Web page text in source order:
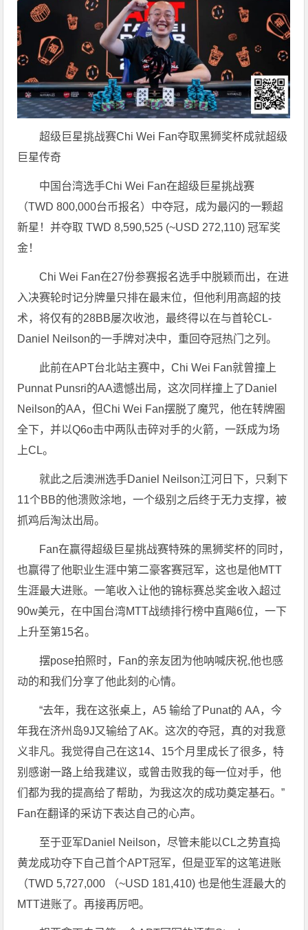
超级巨星挑战赛Chi Wei Fan夺取黑狮奖杯成就超级
巨星传奇
中国台湾选手Chi Wei Fan在超级巨星挑战赛
（TWD 800,000台币报名）中夺冠，成为最闪的一颗超
新星！并夺取 TWD 8,590,525 (~USD 272,110) 冠军奖
金！
Chi Wei Fan在27份参赛报名选手中脱颖而出，在进
入决赛轮时记分牌量只排在最末位，但他利用高超的技
术，将仅有的28BB屡次收池，最终得以在与首轮CL-
Daniel Neilson的一手牌对决中，重回夺冠热门之列。
此前在APT台北站主赛中，Chi Wei Fan就曾撞上
Punnat Punsri的AA遗憾出局，这次同样撞上了Daniel
Neilson的AA，但Chi Wei Fan摆脱了魔咒，他在转牌圈
全下，并以Q6o击中两队击碎对手的火箭，一跃成为场
上CL。
就此之后澳洲选手Daniel Neilson江河日下，只剩下
11个BB的他溃败涂地，一个级别之后终于无力支撑，被
抓鸡后淘汰出局。
Fan在赢得超级巨星挑战赛特殊的黑狮奖杯的同时，
也赢得了他职业生涯中第二豪客赛冠军，这也是他MTT
生涯最大进账。一笔收入让他的锦标赛总奖金收入超过
90w美元，在中国台湾MTT战绩排行榜中直飚6位，一下
上升至第15名。
摆pose拍照时，Fan的亲友团为他呐喊庆祝,他也感
动的和我们分享了他此刻的心情。
“去年，我在这张桌上，A5 输给了Punat的 AA，今
年我在济州岛9J又输给了AK。这次的夺冠，真的对我意
义非凡。我觉得自己在这14、15个月里成长了很多，特
别感谢一路上给我建议，或曾击败我的每一位对手，他
们都为我的提高给了帮助，为我这次的成功奠定基石。”
Fan在翻译的采访下表达自己的心声。
至于亚军Daniel Neilson，尽管未能以CL之势直捣
黄龙成功夺下自己首个APT冠军，但是亚军的这笔进账
（TWD 5,727,000 （~USD 181,410) 也是他生涯最大的
MTT进账了。再接再厉吧。